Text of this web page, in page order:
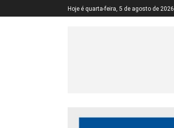
Hoje é quarta-feira, 5 de agosto de 2026